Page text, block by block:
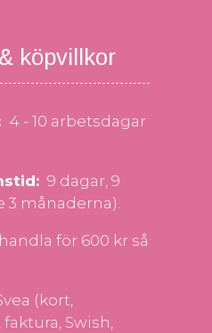
köpvillkor
4 - 10 arbetsdagar
9 dagar, 9
3 månaderna).
för 600 kr så
(kort,
Swish,